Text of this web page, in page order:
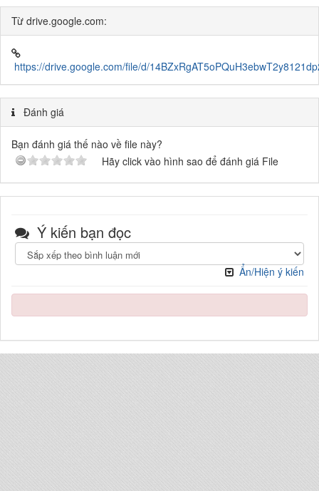
Từ drive.google.com:
https://drive.google.com/file/d/
Đánh giá
Bạn đánh giá thế nào về file này?
Hãy click vào hình sao để đánh giá File
Ý kiến bạn đọc
Ẩn/Hiện ý kiến